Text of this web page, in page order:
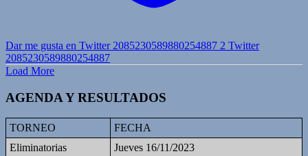
Dar me gusta en Twitter 2085230589880254887 2 Twitter
2085230589880254887
Load More
AGENDA Y RESULTADOS
TORNEO
FECHA
Eliminatorias
Jueves 16/11/2023